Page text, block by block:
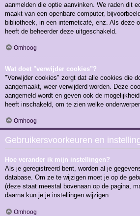
aanmelden die optie aanvinken. We raden dit
maakt van een openbare computer,
bibliotheek, in een internetcafé, enz. Als deze
heeft de beheerder deze uitgeschakeld.
Omhoog
Wat doet "verwijder cookies"?
"Verwijder cookies" zorgt dat alle cookies die
aangemaakt, weer verwijderd worden. Deze
aangemeld wordt en geven ook de
heeft inschakeld, om te zien welke
Omhoog
Gebruikersvoorkeuren en
Hoe verander ik mijn instellingen?
Als je geregistreerd bent, worden al je
database. Om ze te wijzigen moet je op de
(deze staat meestal bovenaan op de pagina,
daarna kun je je instellingen wijzigen.
Omhoog